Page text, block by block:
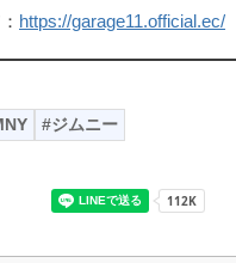
https://garage11.official.ec/
ジムニー